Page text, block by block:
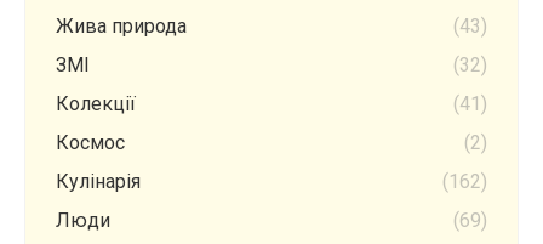
Жива природа
(43)
ЗМІ
(32)
Колекції
(41)
Космос
(2)
Кулінарія
(162)
Люди
(69)